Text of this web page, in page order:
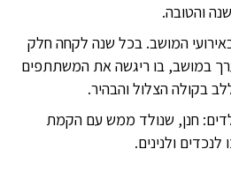
והטובה.
המושב. בכל שנה לקחה חלק
במושב, בו ריגשה את המשתתפים
בקולה הצלול והבהיר.
חנן, שנולד ממש עם הקמת
לנכדים ולנינים.